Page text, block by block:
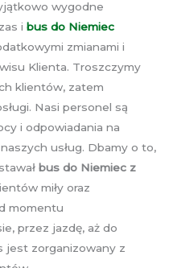
wygodne
i bus do Niemiec
zmianami i
Klienta. Troszczymy
klientów, zatem
Nasi personel są
i odpowiadania na
usług. Dbamy o to,
bus do Niemiec z
miły oraz
momentu
przez jazdę, aż do
jest zorganizowany z